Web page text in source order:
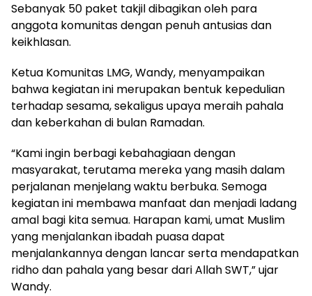
Sebanyak 50 paket takjil dibagikan oleh para
anggota komunitas dengan penuh antusias dan
keikhlasan.
Ketua Komunitas LMG, Wandy, menyampaikan
bahwa kegiatan ini merupakan bentuk kepedulian
terhadap sesama, sekaligus upaya meraih pahala
dan keberkahan di bulan Ramadan.
“Kami ingin berbagi kebahagiaan dengan
masyarakat, terutama mereka yang masih dalam
perjalanan menjelang waktu berbuka. Semoga
kegiatan ini membawa manfaat dan menjadi ladang
amal bagi kita semua. Harapan kami, umat Muslim
yang menjalankan ibadah puasa dapat
menjalankannya dengan lancar serta mendapatkan
ridho dan pahala yang besar dari Allah SWT,” ujar
Wandy.